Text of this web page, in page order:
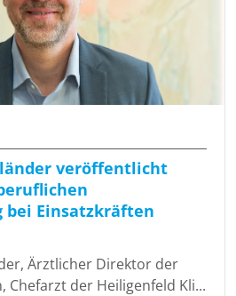
veröffentlicht
Einsatzkräften
Ärztlicher Direktor der
Chefarzt der Heiligenfeld Kli...